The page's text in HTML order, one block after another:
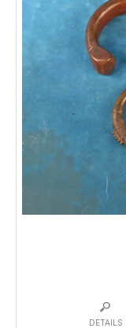
DETAILS